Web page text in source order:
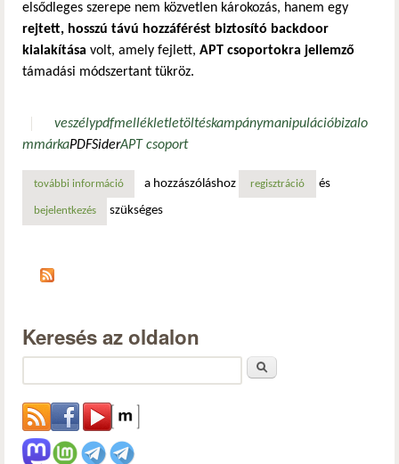
elsődleges szerepe nem közvetlen károkozás, hanem egy
rejtett, hosszú távú hozzáférést biztosító backdoor
kialakítása volt, amely fejlett, APT csoportokra jellemző
támadási módszertant tükröz.
veszélypdfmellékletletöltéskampánymanipulációbizalo
mmárkaPDFSiderAPT csoport
további információa pdfsider malware pénzügyi szektort célzó
a hozzászóláshoz regisztráció és
bejelentkezés szükséges
Keresés az oldalon